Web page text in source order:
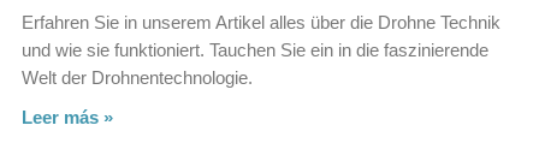
Erfahren Sie in unserem Artikel alles über die Drohne Technik
und wie sie funktioniert. Tauchen Sie ein in die faszinierende
Welt der Drohnentechnologie.
Leer más »